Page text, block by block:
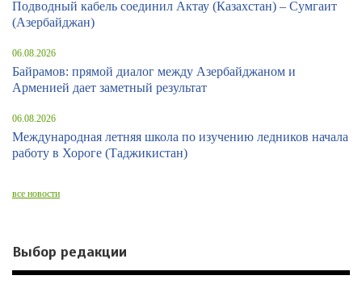
Подводный кабель соединил Актау (Казахстан) – Сумгаит
(Азербайджан)
06.08.2026
Байрамов: прямой диалог между Азербайджаном и
Арменией дает заметный результат
06.08.2026
Международная летняя школа по изучению ледников начала
работу в Хороге (Таджикистан)
все новости
Выбор редакции